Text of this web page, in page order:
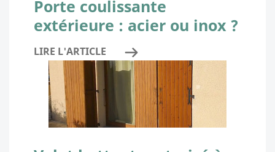
Porte coulissante
extérieure : acier ou inox ?
LIRE L'ARTICLE